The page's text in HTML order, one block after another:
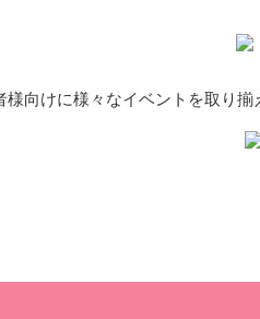
様向けに様々なイベントを取り